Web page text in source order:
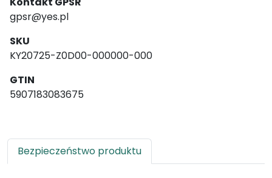
gpsr@yes.pl
SKU
KY20725-Z0D00-000000-000
GTIN
5907183083675
Bezpieczeństwo produktu